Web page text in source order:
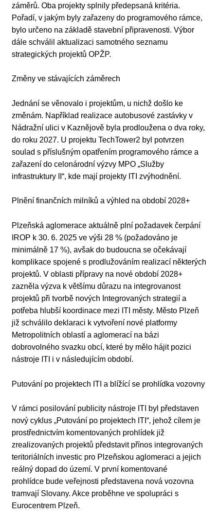
záměrů. Oba projekty splnily předepsaná kritéria.
Pořadí, v jakým byly zařazeny do programového rámce,
bylo určeno na základě stavební připravenosti. Výbor
dále schválil aktualizaci samotného seznamu
strategických projektů OPŽP.
Změny ve stávajících záměrech
Jednání se věnovalo i projektům, u nichž došlo ke
změnám. Například realizace autobusové zastávky v
Nádražní ulici v Kaznějově byla prodloužena o dva roky,
do roku 2027. U projektu TechTower2 byl potvrzen
soulad s příslušným opatřením programového rámce a
zařazení do celonárodní výzvy MPO „Služby
infrastruktury II“, kde mají projekty ITI zvýhodnění.
Plnění finančních milníků a výhled na období 2028+
Plzeňská aglomerace aktuálně plní požadavek čerpání
IROP k 30. 6. 2025 ve výši 28 % (požadováno je
minimálně 17 %), avšak do budoucna se očekávají
komplikace spojené s prodlužováním realizací některých
projektů. V oblasti přípravy na nové období 2028+
zazněla výzva k většímu důrazu na integrovanost
projektů při tvorbě nových Integrovaných strategií a
potřeba hlubší koordinace mezi ITI městy. Město Plzeň
již schválilo deklaraci k vytvoření nové platformy
Metropolitních oblastí a aglomerací na bázi
dobrovolného svazku obcí, které by mělo hájit pozici
nástroje ITI i v následujícím období.
Putování po projektech ITI a blížící se prohlídka vozovny
V rámci posilování publicity nástroje ITI byl představen
nový cyklus „Putování po projektech ITI“, jehož cílem je
prostřednictvím komentovaných prohlídek již
zrealizovaných projektů představit přínos integrovaných
teritoriálních investic pro Plzeňskou aglomeraci a jejich
reálný dopad do území. V první komentované
prohlídce bude veřejnosti představena nová vozovna
tramvají Slovany. Akce proběhne ve spolupráci s
Eurocentrem Plzeň.